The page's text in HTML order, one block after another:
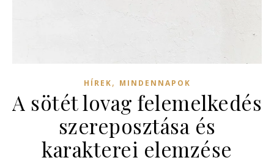
HÍREK, MINDENNAPOK
A sötét lovag felemelkedés
szereposztása és
karakterei elemzése